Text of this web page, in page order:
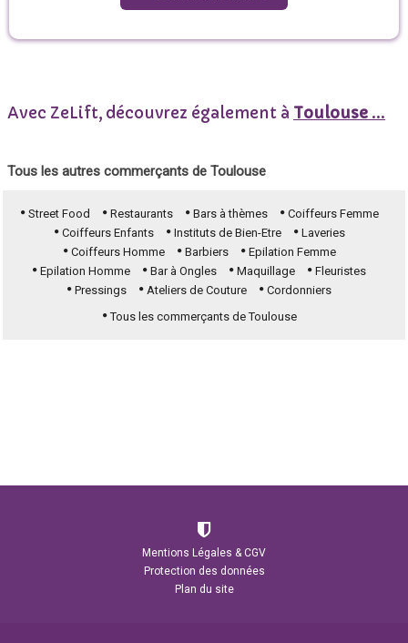
Avec ZeLift, découvrez également à Toulouse ...
Tous les autres commerçants de Toulouse
Street Food Restaurants Bars à thèmes
Coiffeurs Femme
Coiffeurs Enfants
Instituts de Bien-Etre
Laveries
Coiffeurs Homme
Barbiers
Epilation Femme
Epilation Homme
Bar à Ongles Maquillage
Fleuristes
Pressings
Ateliers de Couture
Cordonniers
Tous les commerçants de Toulouse
Mentions Légales & CGV
Protection des données
Plan du site